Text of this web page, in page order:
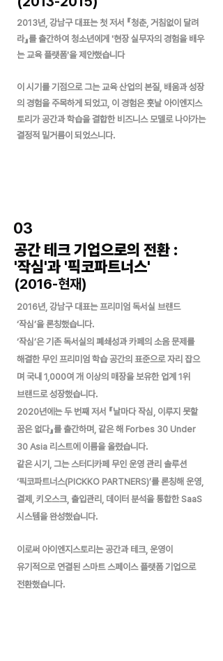
2013년, 강남구 대표는 첫 저서 『청춘, 거침없이 달려
라』를 출간하여 청소년에게 '현장 실무자의 경험을 배우
는 교육 플랫폼'을 제안했습니다
​이 시기를 기점으로 그는 교육 산업의 본질, 배움과 성장
의 경험을 주목하게 되었고, 이 경험은 훗날 아이엔지스
토리가 공간과 학습을 결합한 비즈니스 모델로 나아가는
결정적 밑거름이 되었스니다.
03
공간 테크 기업으로의 전환 :
'작심'과 '픽코파트너스'
(2016-현재)
2016년, 강남구 대표는 프리미엄 독서실 브랜드
‘작심’을 론칭했습니다.
‘작심’은 기존 독서실의 폐쇄성과 카페의 소음 문제를
해결한 무인 프리미엄 학습 공간의 표준으로 자리 잡으
며 국내 1,000여 개 이상의 매장을 보유한 업계 1위
브랜드로 성장했습니다.
2020년에는 두 번째 저서 『날마다 작심, 이루지 못할
꿈은 없다』를 출간하며, 같은 해 Forbes 30 Under
30 Asia 리스트에 이름을 올렸습니다.
같은 시기, 그는 스터디카페 무인 운영 관리 솔루션
‘픽코파트너스(PICKKO PARTNERS)’를 론칭해 운영,
결제, 키오스크, 출입관리, 데이터 분석을 통합한 SaaS
시스템을 완성했습니다.
이로써 아이엔지스토리는 공간과 테크, 운영이
유기적으로 연결된 스마트 스페이스 플랫폼 기업으로
전환했습니다.